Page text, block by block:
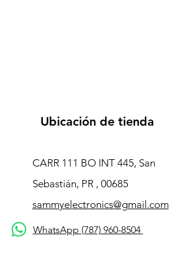
Ubicación de tienda
CARR 111 BO INT 445, San
Sebastián, PR , 00685
sammyelectronics@gmail.com
WhatsApp (787) 960-8504